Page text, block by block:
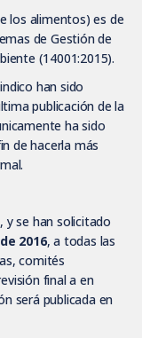
los alimentos) es de
de Gestión de
(14001:2015).
han sido
publicación de la
ha sido
de hacerla más
y se han solicitado
2016, a todas las
comités
final a en
será publicada en